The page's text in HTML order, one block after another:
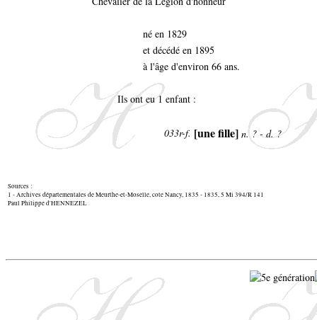
né en 1829
et décédé en 1895
à l'âge d'environ 66 ans.
Ils ont eu 1 enfant :
033r-f. [une fille] n. ? - d. ?
Sources :
1 - Archives départementales de Meurthe-et-Moselle, cote Nancy, 1835 - 1835, 5 Mi 394/R 141
Paul Philippe d'HENNEZEL